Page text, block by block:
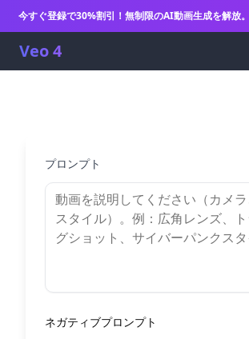
今すぐ登録で30%割引！無制限のAI動画生成を解放。
Veo 4
プロンプト
ネガティブプロンプト